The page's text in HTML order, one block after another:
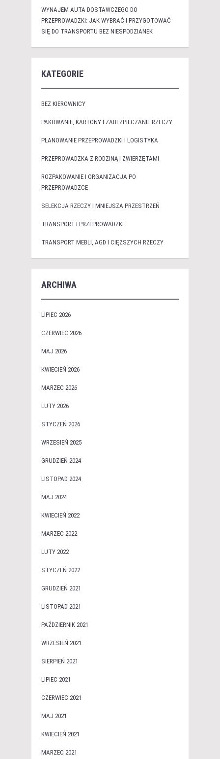
WYNAJEM AUTA DOSTAWCZEGO DO
PRZEPROWADZKI: JAK WYBRAĆ I PRZYGOTOWAĆ
SIĘ DO TRANSPORTU BEZ NIESPODZIANEK
KATEGORIE
BEZ KIEROWNICY
PAKOWANIE, KARTONY I ZABEZPIECZANIE RZECZY
PLANOWANIE PRZEPROWADZKI I LOGISTYKA
PRZEPROWADZKA Z RODZINĄ I ZWIERZĘTAMI
ROZPAKOWANIE I ORGANIZACJA PO
PRZEPROWADZCE
SELEKCJA RZECZY I MNIEJSZA PRZESTRZEŃ
TRANSPORT I PRZEPROWADZKI
TRANSPORT MEBLI, AGD I CIĘŻSZYCH RZECZY
ARCHIWA
LIPIEC 2026
CZERWIEC 2026
MAJ 2026
KWIECIEŃ 2026
MARZEC 2026
LUTY 2026
STYCZEŃ 2026
WRZESIEŃ 2025
GRUDZIEŃ 2024
LISTOPAD 2024
MAJ 2024
KWIECIEŃ 2022
MARZEC 2022
LUTY 2022
STYCZEŃ 2022
GRUDZIEŃ 2021
LISTOPAD 2021
PAŹDZIERNIK 2021
WRZESIEŃ 2021
SIERPIEŃ 2021
LIPIEC 2021
CZERWIEC 2021
MAJ 2021
KWIECIEŃ 2021
MARZEC 2021